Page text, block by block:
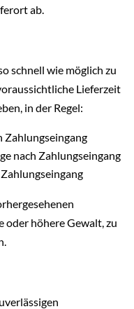
ab.
schnell wie möglich zu
Lieferzeit
in der Regel:
Zahlungseingang
nach Zahlungseingang
oder höhere Gewalt, zu